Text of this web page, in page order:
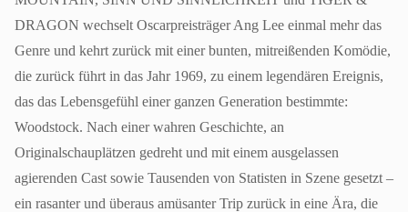
DRAGON wechselt Oscarpreisträger Ang Lee einmal mehr das
Genre und kehrt zurück mit einer bunten, mitreißenden Komödie,
die zurück führt in das Jahr 1969, zu einem legendären Ereignis,
das das Lebensgefühl einer ganzen Generation bestimmte:
Woodstock. Nach einer wahren Geschichte, an
Originalschauplätzen gedreht und mit einem ausgelassen
agierenden Cast sowie Tausenden von Statisten in Szene gesetzt –
ein rasanter und überaus amüsanter Trip zurück in eine Ära, die